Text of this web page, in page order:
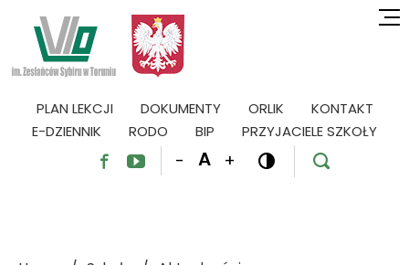
PLAN LEKCJI DOKUMENTY ORLIK
KONTAKT
E-DZIENNIK
RODO BIP PRZYJACIELE SZKOŁY
  - A +  